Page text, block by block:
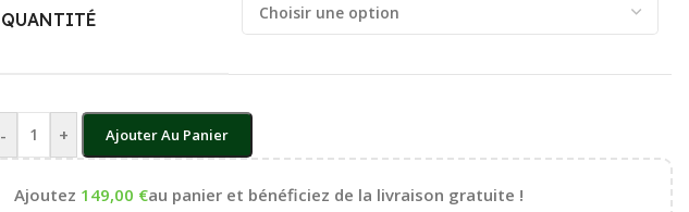
QUANTITÉ
- + Ajouter Au Panier
Ajoutez 149,00 €au panier et bénéficiez de la livraison gratuite !